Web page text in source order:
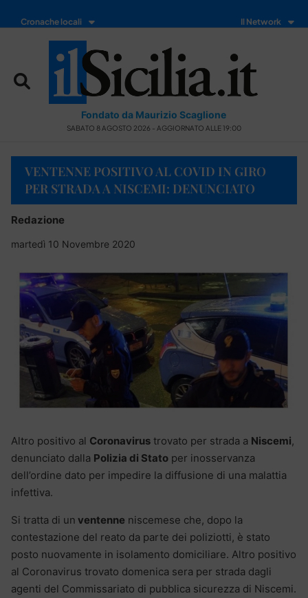
Cronache locali Il Network
Fondato da Maurizio Scaglione
SABATO 8 AGOSTO 2026 - AGGIORNATO ALLE 19:00
VENTENNE POSITIVO AL COVID IN GIRO
PER STRADA A NISCEMI: DENUNCIATO
Redazione
martedì 10 Novembre 2020
Altro positivo al Coronavirus trovato per strada a Niscemi,
denunciato dalla Polizia di Stato per inosservanza
dell’ordine dato per impedire la diffusione di una malattia
infettiva.
Si tratta di un ventenne niscemese che, dopo la
contestazione del reato da parte dei poliziotti, è stato
posto nuovamente in isolamento domiciliare. Altro positivo
al Coronavirus trovato domenica sera per strada dagli
agenti del Commissariato di pubblica sicurezza di Niscemi.